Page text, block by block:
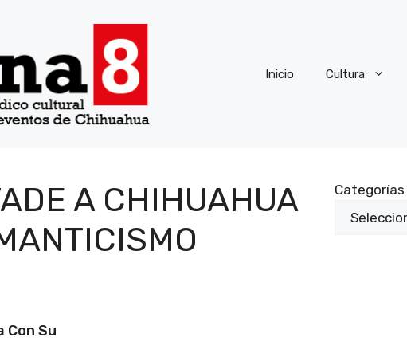
Inicio Cultura
A CHIHUAHUA
Categorías
Con Su